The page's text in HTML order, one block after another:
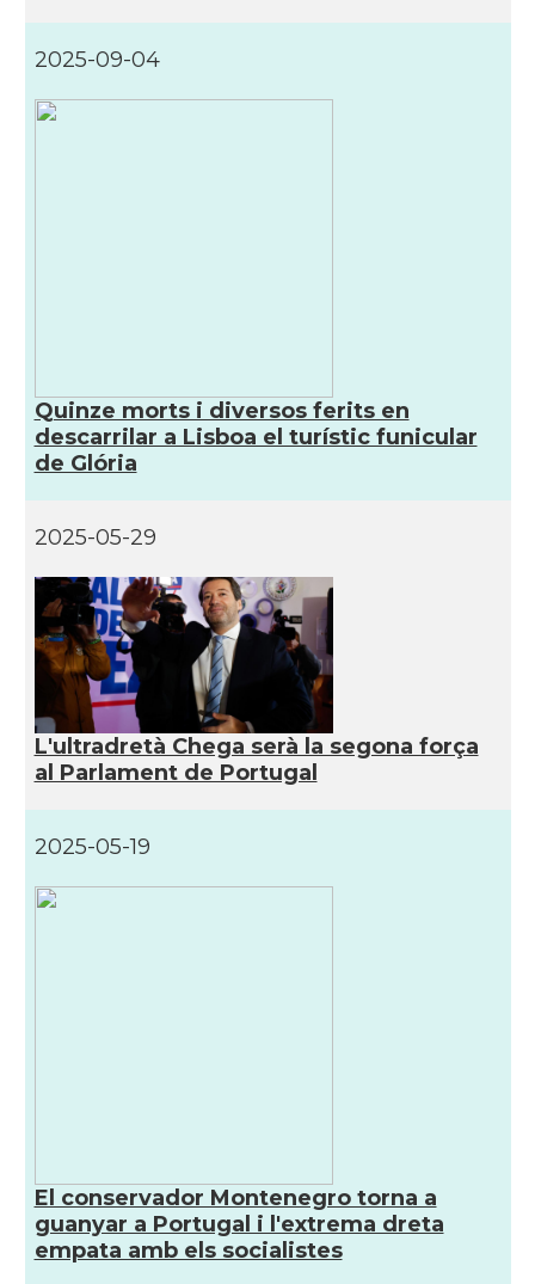
2025-09-04
Quinze morts i diversos ferits en
descarrilar a Lisboa el turístic funicular
de Glória
2025-05-29
L'ultradretà Chega serà la segona força
al Parlament de Portugal
2025-05-19
El conservador Montenegro torna a
guanyar a Portugal i l'extrema dreta
empata amb els socialistes